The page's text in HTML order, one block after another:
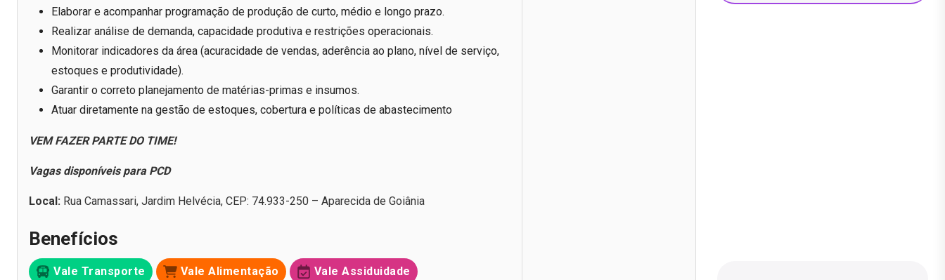
Elaborar e acompanhar programação de produção de curto, médio e longo prazo.
Realizar análise de demanda, capacidade produtiva e restrições operacionais.
Monitorar indicadores da área (acuracidade de vendas, aderência ao plano, nível de serviço,
estoques e produtividade).
Garantir o correto planejamento de matérias-primas e insumos.
Atuar diretamente na gestão de estoques, cobertura e políticas de abastecimento
VEM FAZER PARTE DO TIME!
Vagas disponíveis para PCD
Local: Rua Camassari, Jardim Helvécia, CEP: 74.933-250 – Aparecida de Goiânia
Benefícios
Vale Transporte Vale Alimentação Vale Assiduidade